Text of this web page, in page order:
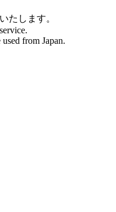
たします。
from Japan.